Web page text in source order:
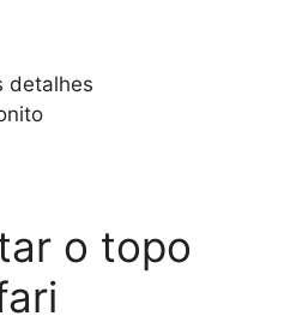
detalhes
o topo